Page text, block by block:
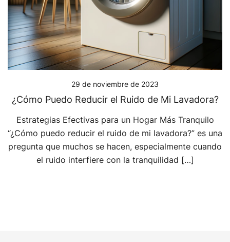
29 de noviembre de 2023
¿Cómo Puedo Reducir el Ruido de Mi Lavadora?
Estrategias Efectivas para un Hogar Más Tranquilo
“¿Cómo puedo reducir el ruido de mi lavadora?” es una
pregunta que muchos se hacen, especialmente cuando
el ruido interfiere con la tranquilidad […]